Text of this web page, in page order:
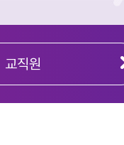
교직원